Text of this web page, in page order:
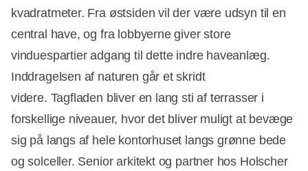
kvadratmeter. Fra østsiden vil der være udsyn til en
central have, og fra lobbyerne giver store
vinduespartier adgang til dette indre haveanlæg.
Inddragelsen af naturen går et skridt
videre. Tagfladen bliver en lang sti af terrasser i
forskellige niveauer, hvor det bliver muligt at bevæge
sig på langs af hele kontorhuset langs grønne bede
og solceller. Senior arkitekt og partner hos Holscher